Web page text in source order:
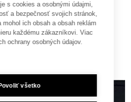
dokúpiť aj
s cookies a osobnými údajmi,
a bezpečnosť svojich stránok,
ich obsah a obsah reklám
každému zákazníkovi. Viac
ochrany osobných údajov.
všetko